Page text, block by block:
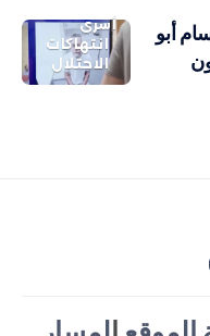
أسرى
انتهاكات
الاحتلال
أبو